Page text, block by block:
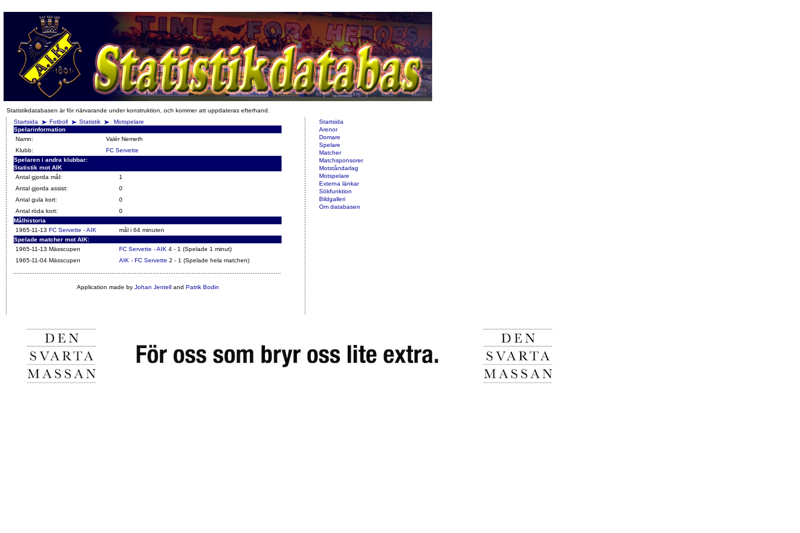
Statistikdatabasen är för närvarande under konstruktion, och kommer att uppdateras efterhand.
Startsida
Fotboll Statistik
Motspelare
Spelarinformation
Namn:
Valér Nemeth
Klubb:
FC Servette
Spelaren i andra klubbar:
Statistik mot AIK
Antal gjorda mål:
1
Antal gjorda assist:
0
Antal gula kort:
0
Antal röda kort:
0
Målhistoria
1965-11-13 FC Servette - AIK
mål i 64 minuten
Spelade matcher mot AIK:
1965-11-13 Mässcupen
FC Servette - AIK 4 - 1 (Spelade 1 minut)
1965-11-04 Mässcupen
AIK - FC Servette 2 - 1 (Spelade hela matchen)
Application made by Johan Jentelland Patrik Bodin
Startsida
Arenor
Domare
Spelare
Matcher
Matchsponsorer
Motståndarlag
Motspelare
Externa länkar
Sökfunktion
Bildgalleri
Om databasen